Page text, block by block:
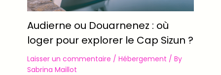
Audierne ou Douarnenez : où
loger pour explorer le Cap Sizun ?
Laisser un commentaire / Hébergement / By
Sabrina Maillot